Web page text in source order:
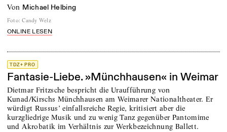
von Michael Helbing
Foto: Candy Welz
ONLINE LESEN
TDZ+ PRO
Fantasie-Liebe. »Münchhausen« in Weimar
Dietmar Fritzsche bespricht die Uraufführung von
Kunad/Kirschs Münchhausen am Weimarer Nationaltheater. Er
würdigt Russus’ einfallsreiche Regie, kritisiert aber die
kurzgliedrige Musik und zu wenig Tanz gegenüber Pantomime
und Akrobatik im Verhältnis zur Werkbezeichnung Ballett.